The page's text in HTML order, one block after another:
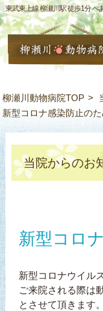
東武東上線 柳瀬川駅 徒歩1分 ぺ
柳瀬川動物病院TOP
新型コロナ感染防止のた
当院からのお
新型コロ
新型コロナウイル
ご来院される際は
とさせて頂きます。